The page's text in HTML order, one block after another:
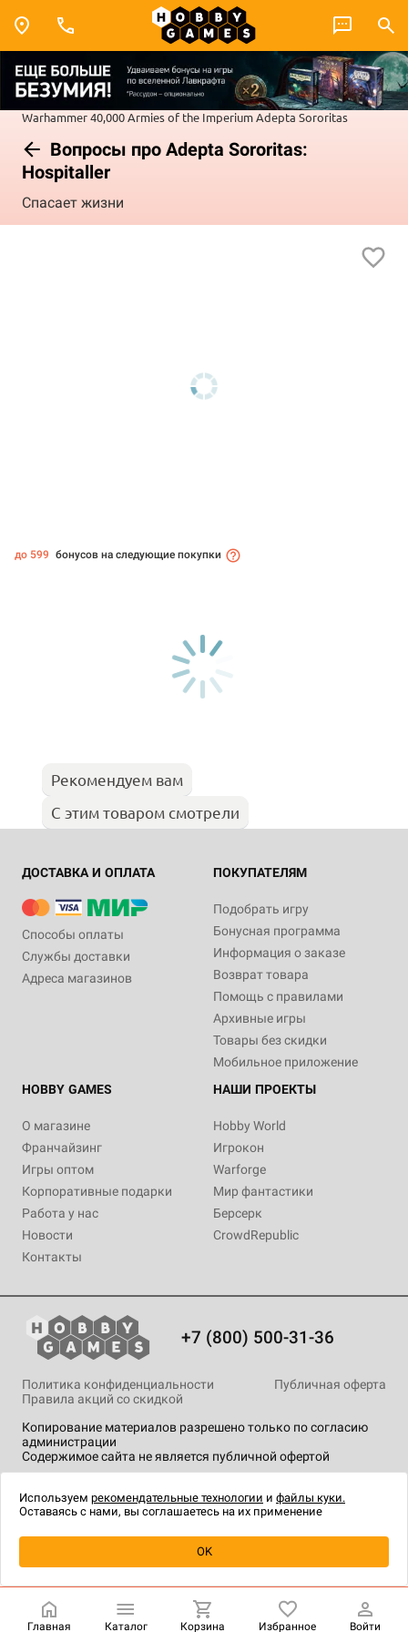
Warhammer 40,000Armies of the ImperiumAdepta Sororitas
Вопросы про Adepta Sororitas:
Hospitaller
Спасает жизни
Купить| 5 990 ₽
до 599 бонусов на следующие покупки
Рекомендуем вам
С этим товаром смотрели
ДОСТАВКА И ОПЛАТА
Способы оплаты
Службы доставки
Адреса магазинов
ПОКУПАТЕЛЯМ
Подобрать игру
Бонусная программа
Информация о заказе
Возврат товара
Помощь с правилами
Архивные игры
Товары без скидки
Мобильное приложение
HOBBY GAMES
О магазине
Франчайзинг
Игры оптом
Корпоративные подарки
Работа у нас
Новости
Контакты
НАШИ ПРОЕКТЫ
Hobby World
Игрокон
Warforge
Мир фантастики
Берсерк
CrowdRepublic
+7 (800) 500-31-36
Копирование материалов разрешено только по согласию
администрации
Содержимое сайта не является публичной офертой
Политика конфиденциальности
Публичная оферта
Правила акций со скидкой
технологии.
Главная Каталог Корзина Избранное Войти
Используем рекомендательные технологии и файлы куки.
Оставаясь с нами, вы соглашаетесь на их применение
OK